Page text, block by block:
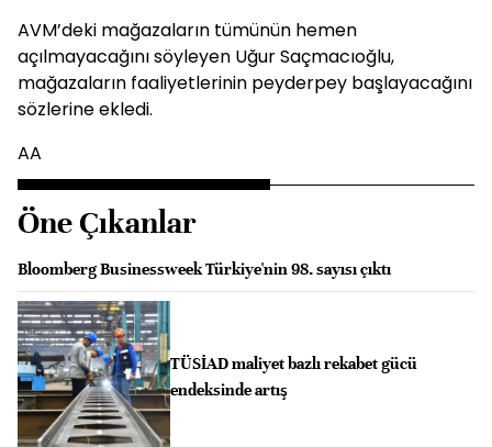
AVM’deki mağazaların tümünün hemen
açılmayacağını söyleyen Uğur Saçmacıoğlu,
mağazaların faaliyetlerinin peyderpey başlayacağını
sözlerine ekledi.
AA
Öne Çıkanlar
Bloomberg Businessweek Türkiye'nin 98. sayısı çıktı
TÜSİAD maliyet bazlı rekabet gücü
endeksinde artış